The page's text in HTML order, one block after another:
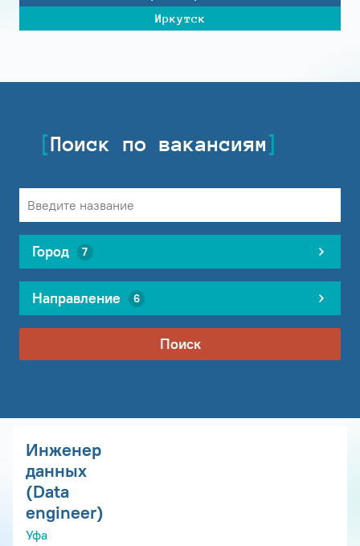
Иркутск
Поиск по вакансиям
Город 7
Направление 6
Поиск
Инженер
данных
(Data
engineer)
Уфа